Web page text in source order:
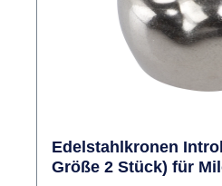
Edelstahlkronen
Größe 2 Stück) für